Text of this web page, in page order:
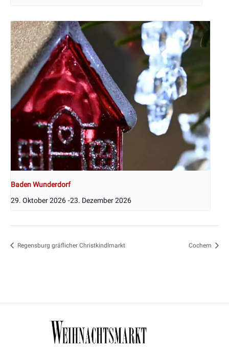
Baden Wunderdorf
29. Oktober 2026 -23. Dezember 2026
Regensburg gräflicher Christkindlmarkt Cochem